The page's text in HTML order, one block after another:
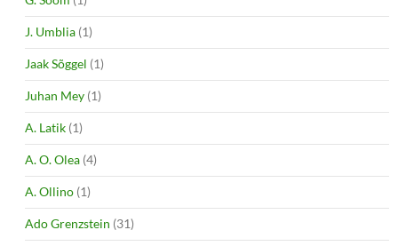
J. Umblia (1)
Jaak Sõggel (1)
Juhan Mey (1)
A. Latik (1)
A. O. Olea (4)
A. Ollino (1)
Ado Grenzstein (31)